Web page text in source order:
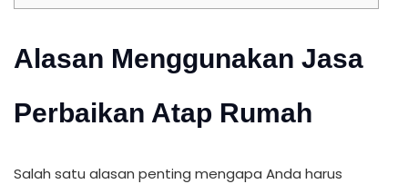
Alasan Menggunakan Jasa
Perbaikan Atap Rumah
Salah satu alasan penting mengapa Anda harus